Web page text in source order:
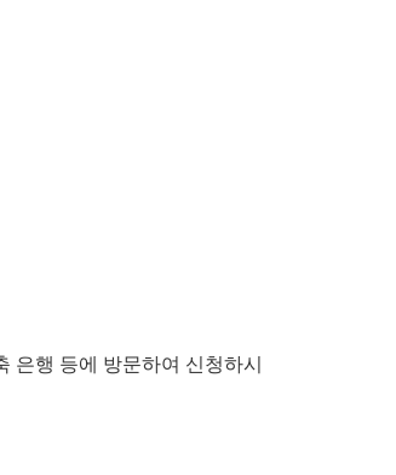
은행 등에 방문하여 신청하시